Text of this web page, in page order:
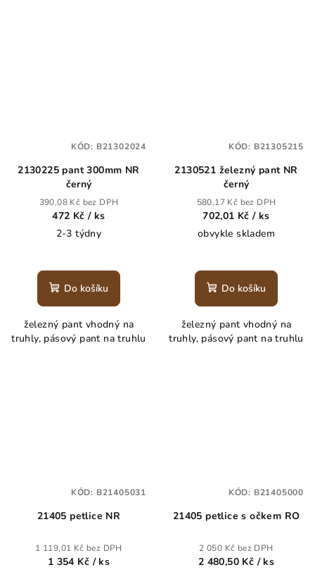
2130225 pant 300mm NR
černý
390,08 Kč bez DPH
472 Kč/ ks
2-3 týdny
Do košíku
železný pant vhodný na
truhly, pásový pant na truhlu
KÓD: B21302024
2130521 železný pant NR
černý
580,17 Kč bez DPH
702,01 Kč/ ks
obvykle skladem
Do košíku
železný pant vhodný na
truhly, pásový pant na truhlu
KÓD: B21305215
21405 petlice NR
1 119,01 Kč bez DPH
1 354 Kč / ks
KÓD: B21405031
21405 petlice s očkem RO
2 050 Kč bez DPH
2 480,50 Kč / ks
KÓD: B21405000